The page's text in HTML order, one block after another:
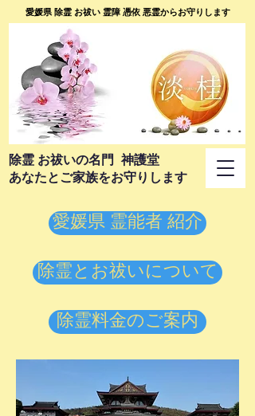
​除霊 お祓いの名門 神護堂
あなたとご家族をお守りします
愛媛県 除霊 お祓い 霊障 憑依 悪霊からお守りします
愛媛県 霊能者 紹介
除霊とお祓いについて
除霊料金のご案内